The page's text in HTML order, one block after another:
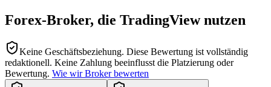
Forex-Broker, die TradingView nutzen
Keine Geschäftsbeziehung. Diese Bewertung ist vollständig
redaktionell. Keine Zahlung beeinflusst die Platzierung oder
Bewertung. Wie wir Broker bewerten